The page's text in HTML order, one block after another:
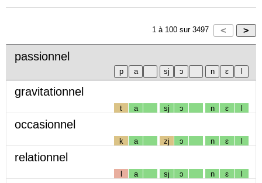
1 à 100 sur 3497
passionnel
gravitationnel
t a sj ɔ n ɛ l
occasionnel
k a zj ɔ n ɛ l
relationnel
l a sj ɔ n ɛ l